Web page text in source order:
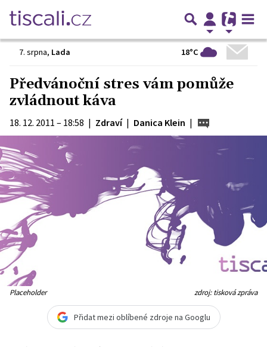
7. srpna, Lada 18°C
Předvánoční stres vám pomůže
zvládnout káva
18. 12. 2011 – 18:58 | Zdraví | Danica Klein |
Placeholder zdroj: tisková zpráva
Přidat mezi oblíbené zdroje na Googlu